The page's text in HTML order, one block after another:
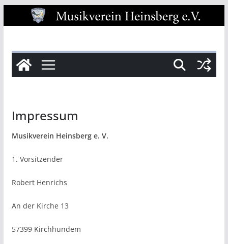
Inhalt
Impressum
Musikverein Heinsberg e. V.
1. Vorsitzender
Robert Henrichs
An der Kirche 13
57399 Kirchhundem